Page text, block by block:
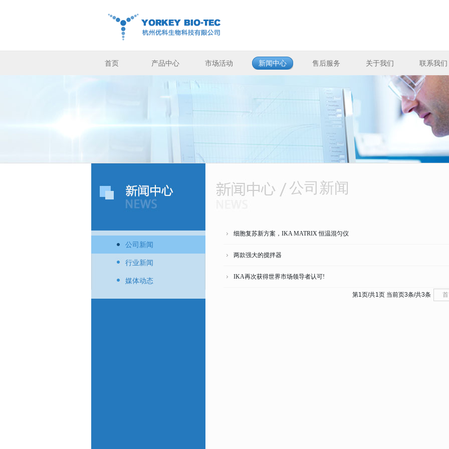
首页 产品中心 市场活动 新闻中心 售后服务 关于我们 联系我们
公司新闻
行业新闻
媒体动态
公司新闻
细胞复苏新方案，IKA MATRIX 恒温混匀仪
两款强大的搅拌器
IKA再次获得世界市场领导者认可!
第1页/共1页 当前页3条/共3条